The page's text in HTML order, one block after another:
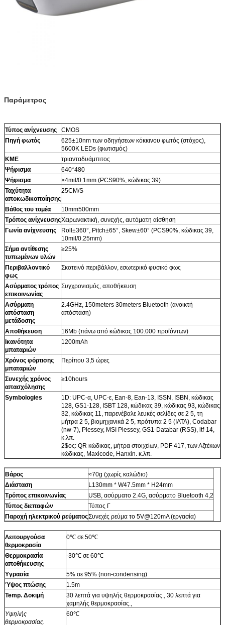
Παράμετρος
Τύπος ανίχνευσης
CMOS
Πηγή φωτός
625±10nm των οδηγήσεων κόκκινου φωτός (στόχος),
5600K LEDs (φωτισμός)
ΚΜΕ
τριανταδυάμπιτος
Ψήφισμα
640*480
Ψήφισμα
≥4mil/0.1mm (PCS90%, κώδικας 39)
Ταχύτητα
αποκωδικοποίησης
25CM/S
Βάθος του τομέα
10mm500mm
Τρόπος ανίχνευσηςΧειρωνακτική, συνεχής, αυτόματη αίσθηση
Γωνία ανίχνευσης
Roll±360°, Pitch±65°, Skew±60° (PCS90%, κώδικας 39,
10mil/0.25mm)
Σήμα αντίθεσης
τυπωμένων υλών
≥25%
Περιβαλλοντικό
φως
Σκοτεινό περιβάλλον, εσωτερικό φυσικό φως
Ασύρματος τρόπος
επικοινωνίας
Συγχρονισμός, αποθήκευση
Ασύρματη
απόσταση
μετάδοσης
2.4GHz, 150meters 30meters Bluetooth (ανοικτή
απόσταση)
Αποθήκευση
16Mb (πάνω από κώδικας 100.000 προϊόντων)
Ικανότητα
μπαταριών
1200mAh
Χρόνος φόρτισης
μπαταριών
Περίπου 3,5 ώρες
Συνεχής χρόνος
απασχόλησης
≥10hours
Symbologies
1D: UPC-α, UPC-ε, Ean-8, Ean-13, ISSN, ISBN, κώδικας
128, GS1-128, ISBT 128, κώδικας 39, κώδικας 93, κώδικας
32, κώδικας 11, παρενέβαλε λευκές σελίδες σε 2 5, τη
μήτρα 2 5, βιομηχανικά 2 5, πρότυπα 2 5 (IATA), Codabar
(nw-7), Plessey, MSI Plessey, GS1-Databar (RSS), itf-14,
κ.λπ.
2$ος: QR κώδικας, μήτρα στοιχείων, PDF 417, των Αζτέκων
κώδικας, Maxicode, Hanxin. κ.λπ.
Βάρος
≈70g (χωρίς καλώδιο)
Διάσταση
L130mm * W47.5mm * H24mm
Τρόπος επικοινωνίας
USB, ασύρματο 2.4G, ασύρματο Bluetooth 4,2
Τύπος διεπαφών
Τύπος Γ
Παροχή ηλεκτρικού ρεύματοςΣυνεχές ρεύμα το 5V@120mA (εργασία)
Λειτουργούσα
θερμοκρασία
0℃ σε 50℃
Θερμοκρασία
αποθήκευσης
-30℃ σε 60℃
Υγρασία
5% σε 95% (non-condensing)
Ύψος πτώσης
1.5m
Temp. Δοκιμή
30 λεπτά για υψηλής θερμοκρασίας., 30 λεπτά για
χαμηλής θερμοκρασίας.,
Υψηλής
θερμοκρασίας.
60℃